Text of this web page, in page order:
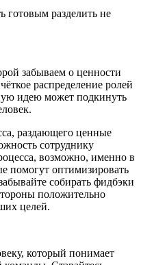
готовым разделить не
забываем о ценности
распределение ролей
идею может подкинуть
раздающего ценные
сотруднику
возможно, именно в
помогут оптимизировать
собирать фидбэки
положительно
целей.
который понимает